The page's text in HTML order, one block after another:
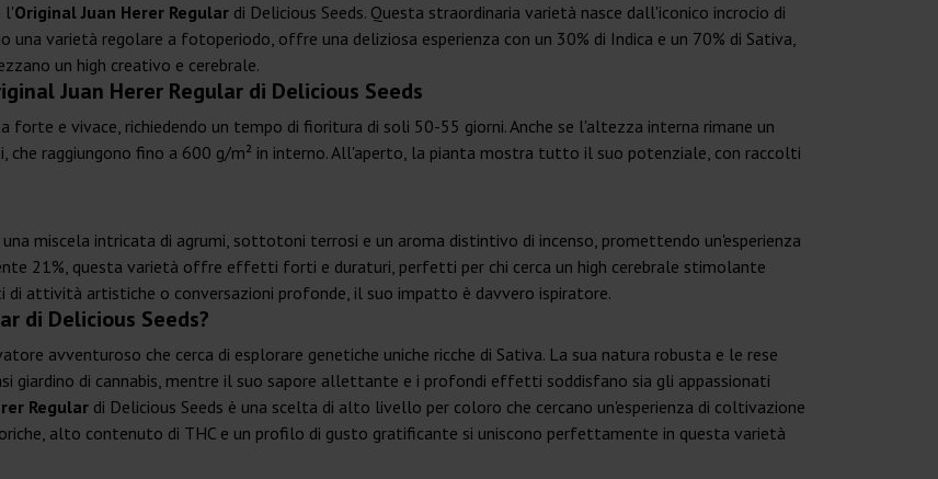
l'Original Juan Herer Regular di Delicious Seeds. Questa straordinaria varietà nasce dall'iconico incrocio di
una varietà regolare a fotoperiodo, offre una deliziosa esperienza con un 30% di Indica e un 70% di Sativa,
un high creativo e cerebrale.
Juan Herer Regular di Delicious Seeds
forte e vivace, richiedendo un tempo di fioritura di soli 50-55 giorni. Anche se l'altezza interna rimane un
che raggiungono fino a 600 g/m² in interno. All'aperto, la pianta mostra tutto il suo potenziale, con raccolti
una miscela intricata di agrumi, sottotoni terrosi e un aroma distintivo di incenso, promettendo un'esperienza
21%, questa varietà offre effetti forti e duraturi, perfetti per chi cerca un high cerebrale stimolante
attività artistiche o conversazioni profonde, il suo impatto è davvero ispiratore.
di Delicious Seeds?
avventuroso che cerca di esplorare genetiche uniche ricche di Sativa. La sua natura robusta e le rese
giardino di cannabis, mentre il suo sapore allettante e i profondi effetti soddisfano sia gli appassionati
Regular di Delicious Seeds è una scelta di alto livello per coloro che cercano un'esperienza di coltivazione
alto contenuto di THC e un profilo di gusto gratificante si uniscono perfettamente in questa varietà